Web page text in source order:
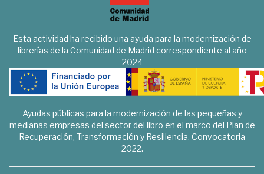
Esta actividad ha recibido una ayuda para la modernización de
librerías de la Comunidad de Madrid correspondiente al año
2024
Ayudas públicas para la modernización de las pequeñas y
medianas empresas del sector del libro en el marco del Plan de
Recuperación, Transformación y Resiliencia. Convocatoria
2022.